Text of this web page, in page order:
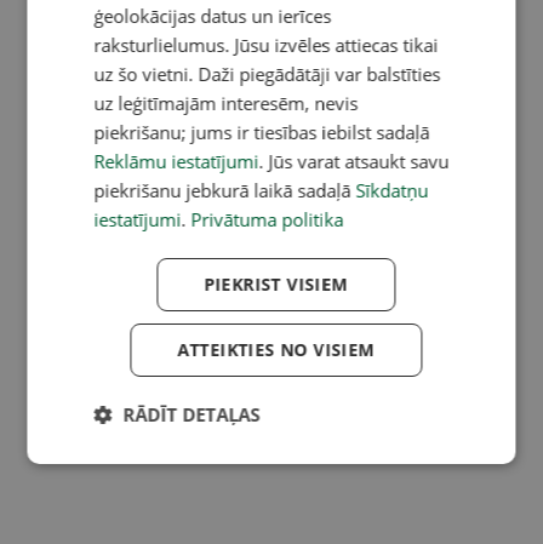
ģeolokācijas datus un ierīces
raksturlielumus. Jūsu izvēles attiecas tikai
uz šo vietni. Daži piegādātāji var balstīties
uz leģitīmajām interesēm, nevis
piekrišanu; jums ir tiesības iebilst sadaļā
Reklāmu iestatījumi. Jūs varat atsaukt savu
piekrišanu jebkurā laikā sadaļā Sīkdatņu
iestatījumi. Privātuma politika
PIEKRIST VISIEM
ATTEIKTIES NO VISIEM
RĀDĪT DETAĻAS